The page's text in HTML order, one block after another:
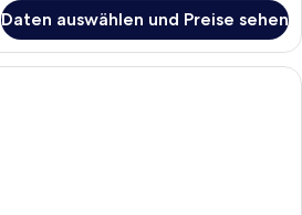
Daten auswählen und Preise sehen